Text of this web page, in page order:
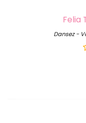
Felia
Dansez -